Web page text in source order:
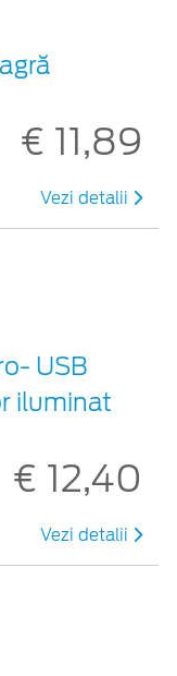
€ 11,89
Vezi detalii
USB
iluminat
€ 12,40
Vezi detalii